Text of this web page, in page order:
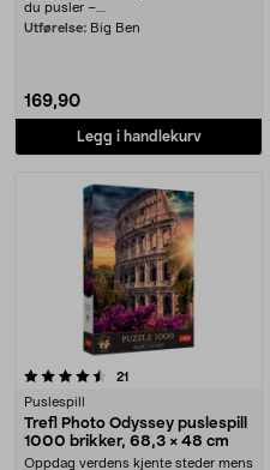
du pusler –....
Utførelse: Big Ben
169,90
Legg i handlekurv
21
Puslespill
Trefl Photo Odyssey puslespill
1000 brikker, 68,3 × 48 cm
Oppdag verdens kjente steder mens
0.0 av 5 stjerner